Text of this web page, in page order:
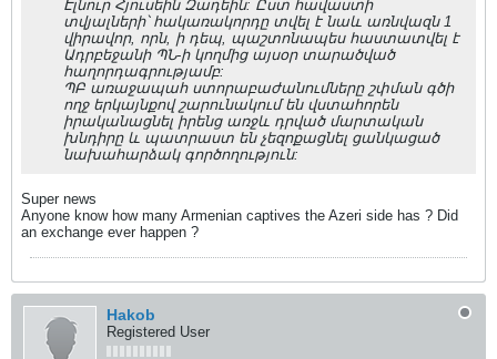
Էլնուր Հյուսեին Զադեին: Ըստ հավաստի
տվյալների՝ հակառակորդը տվել է նաև առնվազն 1
վիրավոր, որն, ի դեպ, պաշտոնապես հաստատվել է
Ադրբեջանի ՊՆ-ի կողմից այսօր տարածված
հաղորդագրությամբ:
ՊԲ առաջապահ ստորաբաժանումները շփման գծի
ողջ երկայնքով շարունակում են վստահորեն
իրականացնել իրենց առջև դրված մարտական
խնդիրը և պատրաստ են չեզոքացնել ցանկացած
նախահարձակ գործողություն:
Super news
Anyone know how many Armenian captives the Azeri side has ? Did
an exchange ever happen ?
Hakob
Registered User